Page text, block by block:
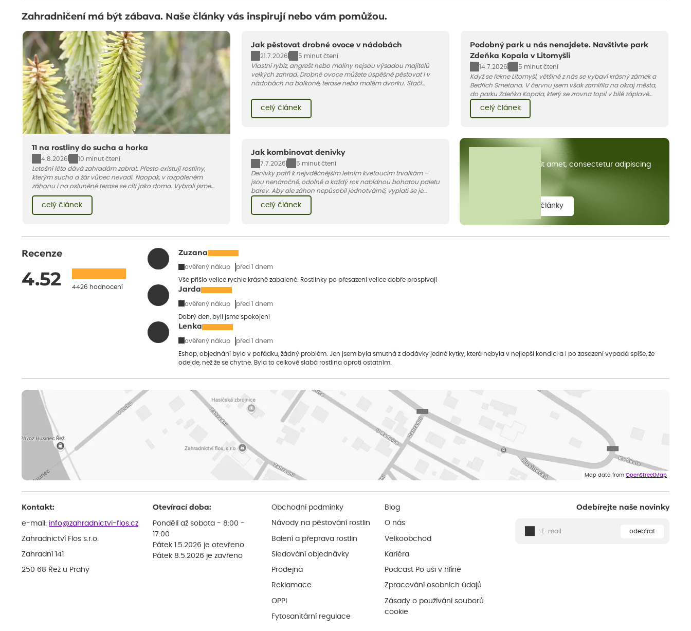
Zahradničení má být zábava. Naše články vás inspirují nebo vám pomůžou.
11 na rostliny do sucha a horka
4.8.2026
10 minut čtení
Letošní léto dává zahradám zabrat. Přesto existují rostliny,
kterým sucho a žár vůbec nevadí. Naopak, v rozpáleném
záhonu i na osluněné terase se cítí jako doma. Vybrali jsme
pro vás 11 tipů na odolné druhy, které zvládnou horké a suché
léto bez pravidelné zálivky. Pojďme se podívat, které to jsou.
celý článek
Jak pěstovat drobné ovoce v nádobách
21.7.2026
5 minut čtení
Vlastní rybíz, angrešt nebo maliny nejsou výsadou majitelů
velkých zahrad. Drobné ovoce můžete úspěšně pěstovat i v
nádobách na balkoně, terase nebo malém dvorku. Stačí
pár základních pravidel. V tomto článku vám poradíme, jak na
celý článek
Podobný park u nás nenajdete. Navštivte park
Zdeňka Kopala v Litomyšli
14.7.2026
5 minut čtení
Když se řekne Litomyšl, většině z nás se vybaví krásný zámek a
Bedřich Smetana. V červnu jsem však zamířila na okraj města,
do parku Zdeňka Kopala, který se zrovna topil v bílé záplavě
kvetoucích kopretin. Fotky řeknou víc než slova, přidávám k
nim pár řádků o tom, jak tento jedinečný kus krajiny vznikl.
celý článek
Jak kombinovat denivky
7.7.2026
5 minut čtení
Denivky patří k nejvděčnějším letním kvetoucím trvalkám –
jsou nenáročné, odolné a každý rok nabídnou bohatou paletu
barev. Aby ale záhon nepůsobil jednotvárně, vyplatí se je
jakými trvalkami a travinami denivky nejlépe ladí.
celý článek
Lorem ipsum dolor sit amet, consectetur adipiscing
zobrazit všechny články
Recenze
4.52 4426 hodnocení
Zuzana
ověřený nákup před 1 dnem
Vše přišlo velice rychle krásně zabalené. Rostlinky po přesazení velice dobře prospívají
Jarda
ověřený nákup před 1 dnem
Dobrý den, byli jsme spokojeni
Lenka
ověřený nákup před 1 dnem
Eshop, objednání bylo v pořádku, žádný problém. Jen jsem byla smutná z dodávky jedné kytky, která nebyla v nejlepší kondici a i po zasazení vypadá spíše, že
odejde, než že se chytne. Byla to celkově slabá rostlina oproti ostatním.
Map data from OpenStreetMap
Kontakt:
e-mail: info@zahradnictvi-flos.cz
Zahradnictví Flos s.r.o.
Zahradní 141
250 68 Řež u Prahy
Otevírací doba:
Pondělí až sobota - 8:00 -
17:00
Pátek 1.5.2026 je otevřeno
Pátek 8.5.2026 je zavřeno
Obchodní podmínky
Návody na pěstování rostlin
Balení a přeprava rostlin
Sledování objednávky
Prodejna
Reklamace
OPPI
Fytosanitární regulace
Blog
O nás
Velkoobchod
Kariéra
Podcast Po uši v hlíně
Zpracování osobních údajů
Zásady o používání souborů
cookie
Odebírejte naše novinky
odebírat